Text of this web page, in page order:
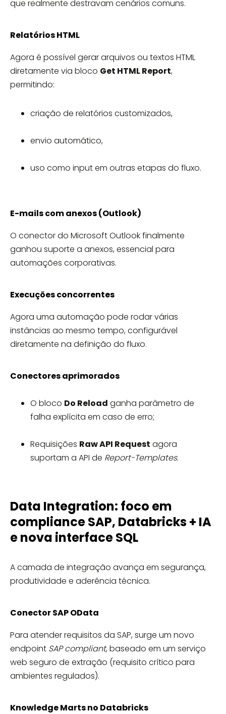
que realmente destravam cenários comuns.
Relatórios HTML
Agora é possível gerar arquivos ou textos HTML
diretamente via bloco Get HTML Report,
permitindo:
criação de relatórios customizados,
envio automático,
uso como input em outras etapas do fluxo.
E-mails com anexos (Outlook)
O conector do Microsoft Outlook finalmente
ganhou suporte a anexos, essencial para
automações corporativas.
Execuções concorrentes
Agora uma automação pode rodar várias
instâncias ao mesmo tempo, configurável
diretamente na definição do fluxo.
Conectores aprimorados
O bloco Do Reload ganha parâmetro de
falha explícita em caso de erro;
Requisições Raw API Request agora
suportam a API de Report-Templates.
Data Integration: foco em
compliance SAP, Databricks + IA
e nova interface SQL
A camada de integração avança em segurança,
produtividade e aderência técnica.
Conector SAP OData
Para atender requisitos da SAP, surge um novo
endpoint SAP compliant, baseado em um serviço
web seguro de extração (requisito crítico para
ambientes regulados).
Knowledge Marts no Databricks